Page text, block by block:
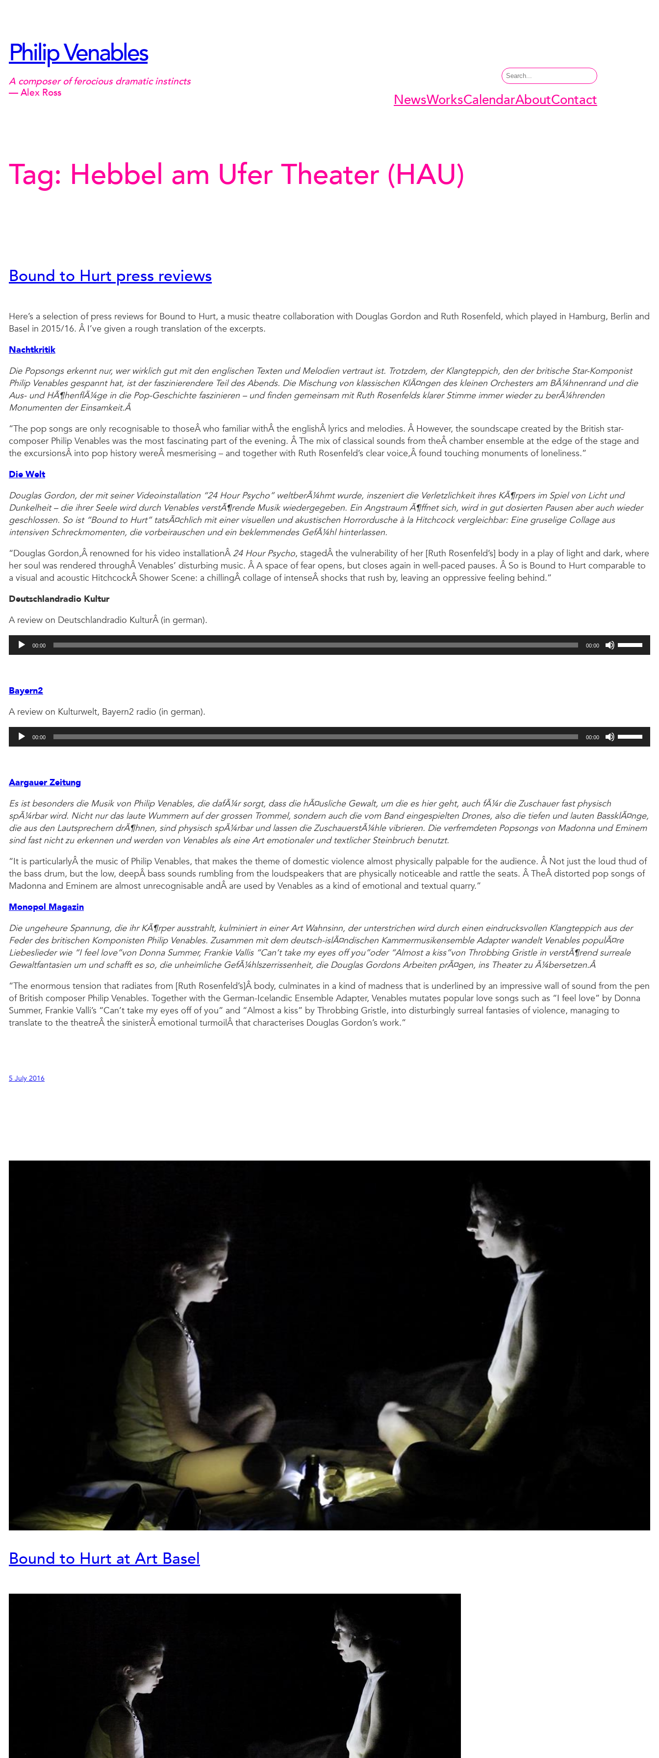
Philip Venables
A composer of ferocious dramatic instincts
— Alex Ross
Search
NewsWorksCalendarAboutContact
Tag: Hebbel am Ufer Theater (HAU)
Bound to Hurt press reviews
Here’s a selection of press reviews for Bound to Hurt, a music theatre collaboration with Douglas Gordon and Ruth Rosenfeld, which played in Hamburg, Berlin and
Basel in 2015/16. Â I’ve given a rough translation of the excerpts.
Nachtkritik
Die Popsongs erkennt nur, wer wirklich gut mit den englischen Texten und Melodien vertraut ist. Trotzdem, der Klangteppich, den der britische Star-Komponist
Philip Venables gespannt hat, ist der faszinierendere Teil des Abends. Die Mischung von klassischen KlÃ¤ngen des kleinen Orchesters am BÃ¼hnenrand und die
Aus- und HÃ¶henflÃ¼ge in die Pop-Geschichte faszinieren – und finden gemeinsam mit Ruth Rosenfelds klarer Stimme immer wieder zu berÃ¼hrenden
Monumenten der Einsamkeit.Â
“The pop songs are only recognisable to thoseÂ who familiar withÂ the englishÂ lyrics and melodies. Â However, the soundscape created by the British star-
composer Philip Venables was the most fascinating part of the evening. Â The mix of classical sounds from theÂ chamber ensemble at the edge of the stage and
the excursionsÂ into pop history wereÂ mesmerising – and together with Ruth Rosenfeld’s clear voice,Â found touching monuments of loneliness.”
Die Welt
Douglas Gordon, der mit seiner Videoinstallation “24 Hour Psycho” weltberÃ¼hmt wurde, inszeniert die Verletzlichkeit ihres KÃ¶rpers im Spiel von Licht und
Dunkelheit – die ihrer Seele wird durch Venables verstÃ¶rende Musik wiedergegeben. Ein Angstraum Ã¶ffnet sich, wird in gut dosierten Pausen aber auch wieder
geschlossen. So ist “Bound to Hurt” tatsÃ¤chlich mit einer visuellen und akustischen Horrordusche à la Hitchcock vergleichbar: Eine gruselige Collage aus
intensiven Schreckmomenten, die vorbeirauschen und ein beklemmendes GefÃ¼hl hinterlassen.
“Douglas Gordon,Â renowned for his video installationÂ 24 Hour Psycho, stagedÂ the vulnerability of her [Ruth Rosenfeld’s] body in a play of light and dark, where
her soul was rendered throughÂ Venables’ disturbing music. Â A space of fear opens, but closes again in well-paced pauses. Â So is Bound to Hurt comparable to
a visual and acoustic HitchcockÂ Shower Scene: a chillingÂ collage of intenseÂ shocks that rush by, leaving an oppressive feeling behind.”
Deutschlandradio Kultur
A review on Deutschlandradio KulturÂ (in german).
Audio
Player
00:00 00:00
Use
Up/Down
decrease
volume.
Bayern2
A review on Kulturwelt, Bayern2 radio (in german).
Audio
Player
00:00 00:00
Use
Up/Down
decrease
volume.
Aargauer Zeitung
Es ist besonders die Musik von Philip Venables, die dafÃ¼r sorgt, dass die hÃ¤usliche Gewalt, um die es hier geht, auch fÃ¼r die Zuschauer fast physisch
spÃ¼rbar wird. Nicht nur das laute Wummern auf der grossen Trommel, sondern auch die vom Band eingespielten Drones, also die tiefen und lauten BassklÃ¤nge,
die aus den Lautsprechern drÃ¶hnen, sind physisch spÃ¼rbar und lassen die ZuschauerstÃ¼hle vibrieren. Die verfremdeten Popsongs von Madonna und Eminem
sind fast nicht zu erkennen und werden von Venables als eine Art emotionaler und textlicher Steinbruch benutzt.
“It is particularlyÂ the music of Philip Venables, that makes the theme of domestic violence almost physically palpable for the audience. Â Not just the loud thud of
the bass drum, but the low, deepÂ bass sounds rumbling from the loudspeakers that are physically noticeable and rattle the seats. Â TheÂ distorted pop songs of
Madonna and Eminem are almost unrecognisable andÂ are used by Venables as a kind of emotional and textual quarry.”
Monopol Magazin
Die ungeheure Spannung, die ihr KÃ¶rper ausstrahlt, kulminiert in einer Art Wahnsinn, der unterstrichen wird durch einen eindrucksvollen Klangteppich aus der
Feder des britischen Komponisten Philip Venables. Zusammen mit dem deutsch-islÃ¤ndischen Kammermusikensemble Adapter wandelt Venables populÃ¤re
Liebeslieder wie “I feel love”von Donna Summer, Frankie Vallis “Can’t take my eyes off you”oder “Almost a kiss”von Throbbing Gristle in verstÃ¶rend surreale
Gewaltfantasien um und schafft es so, die unheimliche GefÃ¼hlszerrissenheit, die Douglas Gordons Arbeiten prÃ¤gen, ins Theater zu Ã¼bersetzen.Â
“The enormous tension that radiates from [Ruth Rosenfeld’s]Â body, culminates in a kind of madness that is underlined by an impressive wall of sound from the pen
of British composer Philip Venables. Together with the German-Icelandic Ensemble Adapter, Venables mutates popular love songs such as “I feel love” by Donna
Summer, Frankie Valli’s “Can’t take my eyes off of you” and “Almost a kiss” by Throbbing Gristle, into disturbingly surreal fantasies of violence, managing to
translate to the theatreÂ the sinisterÂ emotional turmoilÂ that characterises Douglas Gordon’s work.”
5 July 2016
Bound to Hurt at Art Basel